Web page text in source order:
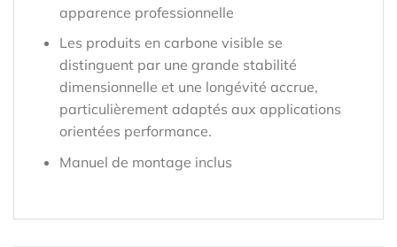
apparence professionnelle
Les produits en carbone visible se
distinguent par une grande stabilité
dimensionnelle et une longévité accrue,
particulièrement adaptés aux applications
orientées performance.
Manuel de montage inclus